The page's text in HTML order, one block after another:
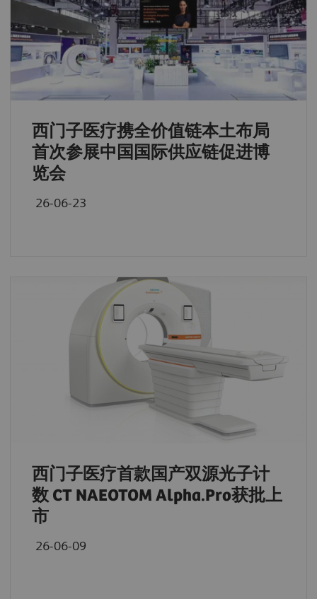
西门子医疗携全价值链本土布局
首次参展中国国际供应链促进博
览会
26-06-23
西门子医疗首款国产双源光子计
数 CT NAEOTOM Alpha.Pro获批上
市
26-06-09